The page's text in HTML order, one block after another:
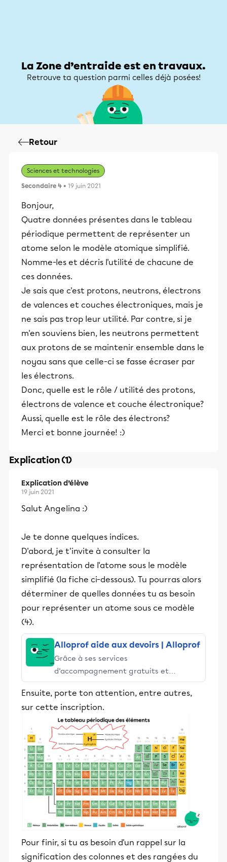
La Zone d’entraide est en travaux.
Retrouve ta question parmi celles déjà posées!
Retour
Sciences et technologies
Secondaire 4 • 19 juin 2021
Bonjour,
Quatre données présentes dans le tableau
périodique permettent de représenter un
atome selon le modèle atomique simplifié.
Nomme-les et décris l'utilité de chacune de
ces données.
Je sais que c'est protons, neutrons, électrons
de valences et couches électroniques, mais je
ne sais pas trop leur utilité. Par contre, si je
m'en souviens bien, les neutrons permettent
aux protons de se maintenir ensemble dans le
noyau sans que celle-ci se fasse écraser par
les électrons.
Donc, quelle est le rôle / utilité des protons,
électrons de valence et couche électronique?
Aussi, quelle est le rôle des électrons?
Merci et bonne journée! :)
Explication (1)
Explication d’élève
19 juin 2021
Salut Angelina :)
Je te donne quelques indices.
D'abord, je t'invite à consulter la
représentation de l'atome sous le modèle
simplifié (la fiche ci-dessous). Tu pourras alors
déterminer de quelles données tu as besoin
pour représenter un atome sous ce modèle
(4).
Alloprof aide aux devoirs | Alloprof
Grâce à ses services
d’accompagnement gratuits et
stimulants, Alloprof engage les élèves
et leurs parents dans la réussite
éducative.
Ensuite, porte ton attention, entre autres,
sur cette inscription.
Pour finir, si tu as besoin d'un rappel sur la
signification des colonnes et des rangées du